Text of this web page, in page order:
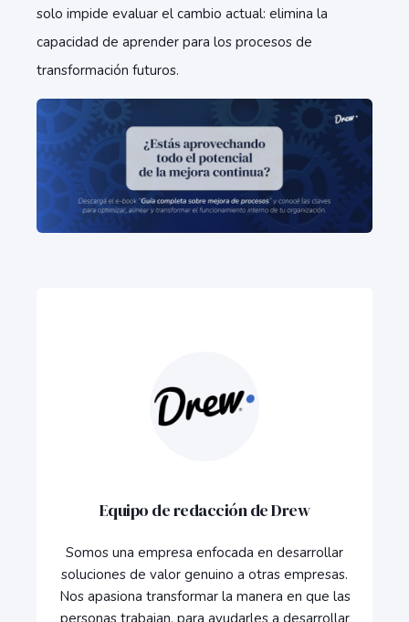
solo impide evaluar el cambio actual: elimina la
capacidad de aprender para los procesos de
transformación futuros.
Equipo de redacción de Drew
Somos una empresa enfocada en desarrollar
soluciones de valor genuino a otras empresas.
Nos apasiona transformar la manera en que las